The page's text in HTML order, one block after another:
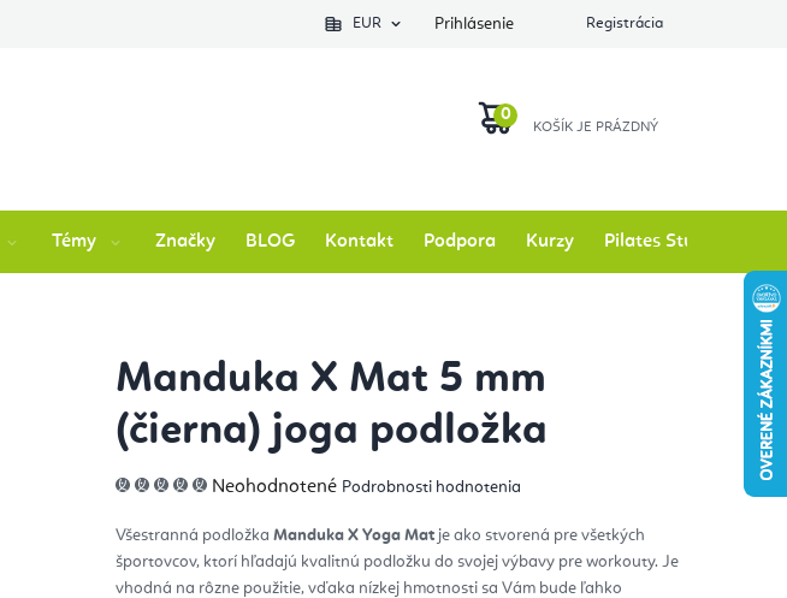
EUR Prihlásenie Registrácia
KOŠÍK
Témy Značky BLOG Kontakt Podpora Kurzy Pilates Studio
Manduka X Mat 5 mm
(čierna) joga podložka
Priemerné
hodnotenie
0,0
5
hviezdičiek.
Neohodnotené Podrobnosti hodnotenia
Všestranná podložkaMandukaX Yoga Mat je ako stvorená pre všetkých
športovcov, ktorí hľadajú kvalitnú podložku do svojej výbavy pre workouty. Je
vhodná na rôzne použitie, vďaka nízkej hmotnosti sa Vám bude ľahko